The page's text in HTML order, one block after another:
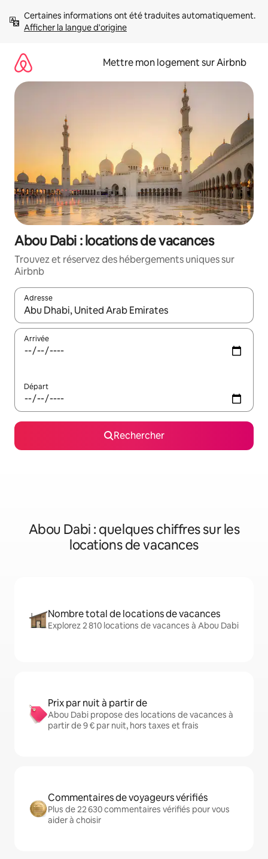
directement
Afficher la langue d'origine
Mettre mon logement sur Airbnb
Abou Dabi : locations de vacances
Trouvez et réservez des hébergements uniques sur
Airbnb
Adresse
Lorsque les résultats s'affichent, utilisez les flèches vers le
Arrivée
Départ
Rechercher
Abou Dabi : quelques chiffres sur les
locations de vacances
Nombre total de locations de vacances
Explorez 2 810 locations de vacances à Abou Dabi
Prix par nuit à partir de
Abou Dabi propose des locations de vacances à
partir de 9 € par nuit, hors taxes et frais
Commentaires de voyageurs vérifiés
Plus de 22 630 commentaires vérifiés pour vous
aider à choisir